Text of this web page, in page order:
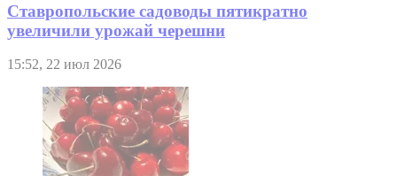
Ставропольские садоводы пятикратно
увеличили урожай черешни
15:52, 22 июл 2026